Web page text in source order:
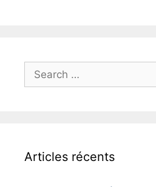
e
fArticles récents